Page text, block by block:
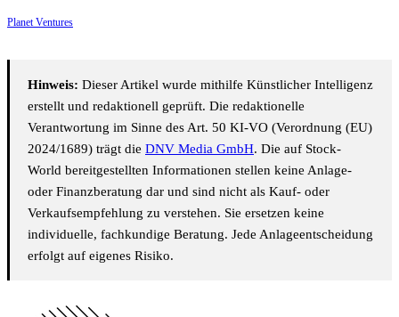
Planet Ventures
Hinweis: Dieser Artikel wurde mithilfe Künstlicher Intelligenz
erstellt und redaktionell geprüft. Die redaktionelle
Verantwortung im Sinne des Art. 50 KI-VO (Verordnung (EU)
2024/1689) trägt die DNV Media GmbH. Die auf Stock-
World bereitgestellten Informationen stellen keine Anlage-
oder Finanzberatung dar und sind nicht als Kauf- oder
Verkaufsempfehlung zu verstehen. Sie ersetzen keine
individuelle, fachkundige Beratung. Jede Anlageentscheidung
erfolgt auf eigenes Risiko.